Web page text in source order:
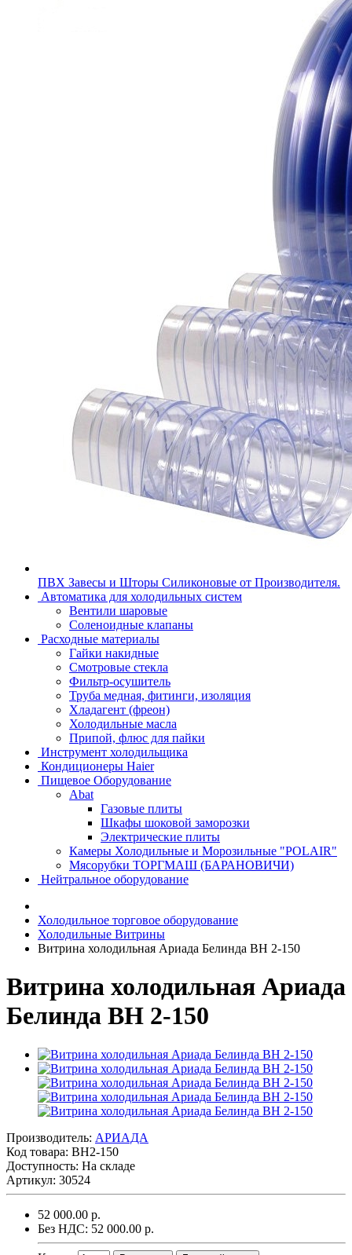
ПВХ Завесы и Шторы Силиконовые от Производителя.
Автоматика для холодильных систем
Вентили шаровые
Соленоидные клапаны
Расходные материалы
Гайки накидные
Смотровые стекла
Фильтр-осушитель
Труба медная, фитинги, изоляция
Хладагент (фреон)
Холодильные масла
Припой, флюс для пайки
Инструмент холодильщика
Кондиционеры Haier
Пищевое Оборудование
Abat
Газовые плиты
Шкафы шоковой заморозки
Электрические плиты
Камеры Холодильные и Морозильные "POLAIR"
Мясорубки ТОРГМАШ (БАРАНОВИЧИ)
Нейтральное оборудование
Холодильное торговое оборудование
Холодильные Витрины
Витрина холодильная Ариада Белинда ВН 2-150
Витрина холодильная Ариада
Белинда ВН 2-150
Производитель: АРИАДА
Код товара: ВН2-150
Доступность: На складе
Артикул: 30524
52 000.00 р.
Без НДС: 52 000.00 р.